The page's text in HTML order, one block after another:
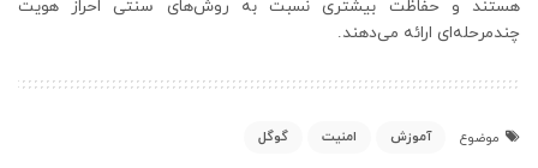
هستند و حفاظت بیشتری نسبت به روش‌های سنتی احراز هویت
چندمرحله‌ای ارائه می‌دهند.
موضوع آموزش امنیت گوگل